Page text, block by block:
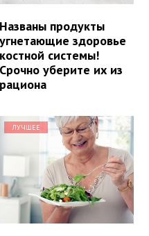
Названы продукты
угнетающие здоровье
костной системы!
Срочно уберите их из
рациона
ЛУЧШЕЕ